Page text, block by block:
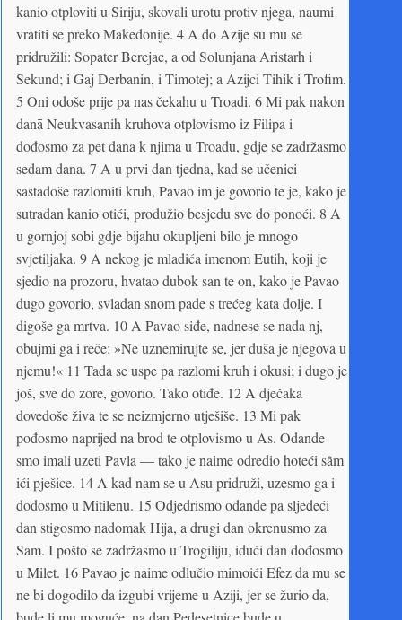
kanio otploviti u Siriju, skovali urotu protiv njega, naumi
vratiti se preko Makedonije. 4 A do Azije su mu se
pridružili: Sopater Berejac, a od Solunjana Aristarh i
Sekund; i Gaj Derbanin, i Timotej; a Azijci Tihik i Trofim.
5 Oni odoše prije pa nas čekahu u Troadi. 6 Mi pak nakon
danā Neukvasanih kruhova otplovismo iz Filipa i
dođosmo za pet dana k njima u Troadu, gdje se zadržasmo
sedam dana. 7 A u prvi dan tjedna, kad se učenici
sastadoše razlomiti kruh, Pavao im je govorio te je, kako je
sutradan kanio otići, produžio besjedu sve do ponoći. 8 A
u gornjoj sobi gdje bijahu okupljeni bilo je mnogo
svjetiljaka. 9 A nekog je mladića imenom Eutih, koji je
sjedio na prozoru, hvatao dubok san te on, kako je Pavao
dugo govorio, svladan snom pade s trećeg kata dolje. I
digoše ga mrtva. 10 A Pavao siđe, nadnese se nada nj,
obujmi ga i reče: »Ne uznemirujte se, jer duša je njegova u
njemu!« 11 Tada se uspe pa razlomi kruh i okusi; i dugo je
još, sve do zore, govorio. Tako otiđe. 12 A dječaka
dovedoše živa te se neizmjerno utješiše. 13 Mi pak
pođosmo naprijed na brod te otplovismo u As. Odande
smo imali uzeti Pavla — tako je naime odredio hoteći sȃm
ići pješice. 14 A kad nam se u Asu pridruži, uzesmo ga i
dođosmo u Mitilenu. 15 Odjedrismo odande pa sljedeći
dan stigosmo nadomak Hija, a drugi dan okrenusmo za
Sam. I pošto se zadržasmo u Trogiliju, idući dan dođosmo
u Milet. 16 Pavao je naime odlučio mimoići Efez da mu se
ne bi dogodilo da izgubi vrijeme u Aziji, jer se žurio da,